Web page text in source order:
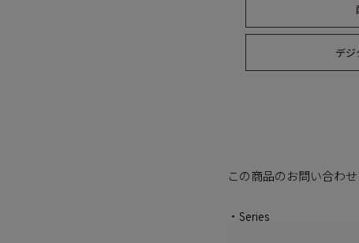
デ
この商品のお問い合わ
・Series